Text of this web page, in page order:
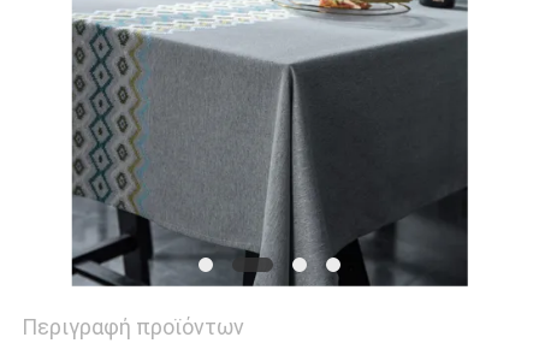
Περιγραφή προϊόντων